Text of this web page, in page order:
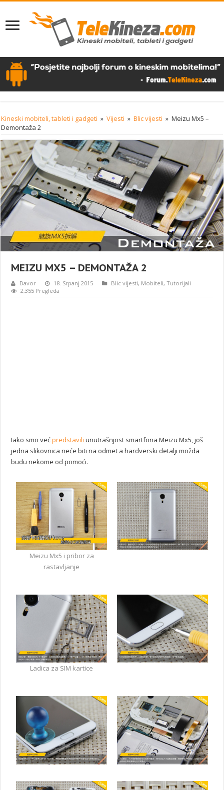
Kineski mobiteli, tableti i gadgeti » Vijesti » Blic vijesti » Meizu Mx5 –
Demontaža 2
MEIZU MX5 – DEMONTAŽA 2
Davor 18. Srpanj 2015 Blic vijesti, Mobiteli,Tutorijali
2,355 Pregleda
Iako smo većpredstavili unutrašnjost smartfona Meizu Mx5, još
jedna slikovnica neće biti na odmet a hardverski detalji možda
budu nekome od pomoći.
Meizu Mx5 i pribor za
rastavljanje
Ladica za SIM kartice